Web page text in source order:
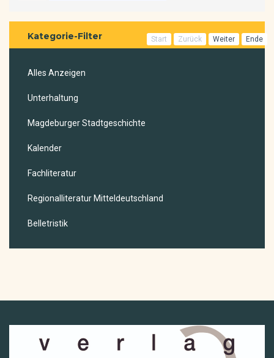
Start Zurück Weiter Ende
Kategorie-Filter
Alles Anzeigen
Unterhaltung
Magdeburger Stadtgeschichte
Kalender
Fachliteratur
Regionalliteratur Mitteldeutschland
Belletristik